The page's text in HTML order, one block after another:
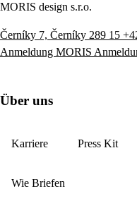
MORIS design s.r.o.
Černíky 7, Černíky 289 15
Anmeldung MORIS
Über uns
Karriere Press Kit
Wie Briefen